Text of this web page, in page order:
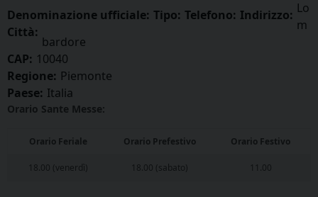
Denominazione ufficiale: Tipo: Telefono: Indirizzo:
Città:
Lo
m
bardore
CAP: 10040
Regione: Piemonte
Paese: Italia
Orario Sante Messe:
Orario Feriale Orario Prefestivo Orario Festivo
18.00 (venerdì) 18.00 (sabato) 11.00